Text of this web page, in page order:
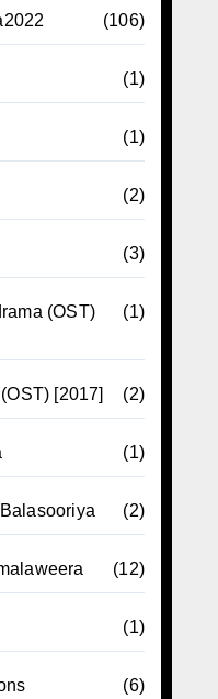
(106)
(1)
(1)
(2)
(3)
(OST)
(1)
[2017] (2)
(1)
(2)
(12)
(1)
(6)